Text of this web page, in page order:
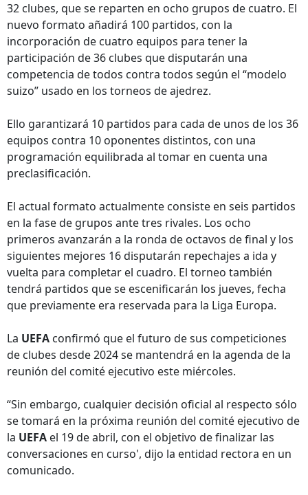
32 clubes, que se reparten en ocho grupos de cuatro. El
nuevo formato añadirá 100 partidos, con la
incorporación de cuatro equipos para tener la
participación de 36 clubes que disputarán una
competencia de todos contra todos según el “modelo
suizo” usado en los torneos de ajedrez.
Ello garantizará 10 partidos para cada de unos de los 36
equipos contra 10 oponentes distintos, con una
programación equilibrada al tomar en cuenta una
preclasificación.
El actual formato actualmente consiste en seis partidos
en la fase de grupos ante tres rivales. Los ocho
primeros avanzarán a la ronda de octavos de final y los
siguientes mejores 16 disputarán repechajes a ida y
vuelta para completar el cuadro. El torneo también
tendrá partidos que se escenificarán los jueves, fecha
que previamente era reservada para la Liga Europa.
La UEFA confirmó que el futuro de sus competiciones
de clubes desde 2024 se mantendrá en la agenda de la
reunión del comité ejecutivo este miércoles.
“Sin embargo, cualquier decisión oficial al respecto sólo
se tomará en la próxima reunión del comité ejecutivo de
la UEFA el 19 de abril, con el objetivo de finalizar las
conversaciones en curso', dijo la entidad rectora en un
comunicado.